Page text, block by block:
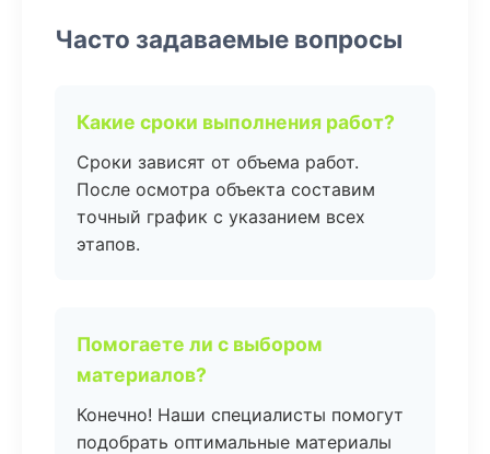
Часто задаваемые вопросы
Какие сроки выполнения работ?
Сроки зависят от объема работ.
После осмотра объекта составим
точный график с указанием всех
этапов.
Помогаете ли с выбором
материалов?
Конечно! Наши специалисты помогут
подобрать оптимальные материалы